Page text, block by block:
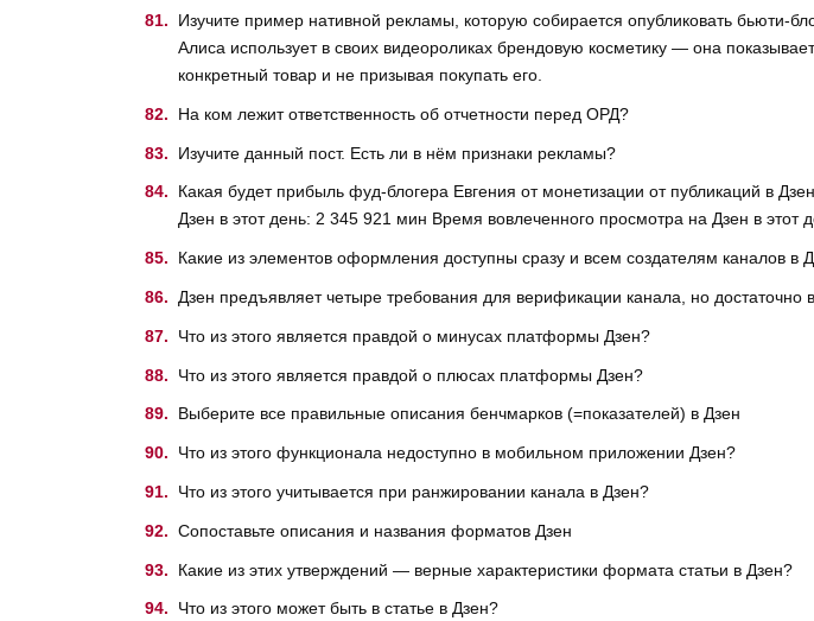
Изучите пример нативной рекламы, которую собирается опубликовать бьюти-
Алиса использует в своих видеороликах брендовую косметику — она
конкретный товар и не призывая покупать его.
На ком лежит ответственность об отчетности перед ОРД?
Изучите данный пост. Есть ли в нём признаки рекламы?
Какая будет прибыль фуд-блогера Евгения от монетизации от публикаций в
Дзен в этот день: 2 345 921 мин Время вовлеченного просмотра на Дзен в этот
Какие из элементов оформления доступны сразу и всем создателям каналов в
Дзен предъявляет четыре требования для верификации канала, но достаточно
Что из этого является правдой о минусах платформы Дзен?
Что из этого является правдой о плюсах платформы Дзен?
Выберите все правильные описания бенчмарков (=показателей) в Дзен
Что из этого функционала недоступно в мобильном приложении Дзен?
Что из этого учитывается при ранжировании канала в Дзен?
Сопоставьте описания и названия форматов Дзен
Какие из этих утверждений — верные характеристики формата статьи в Дзен?
Что из этого может быть в статье в Дзен?